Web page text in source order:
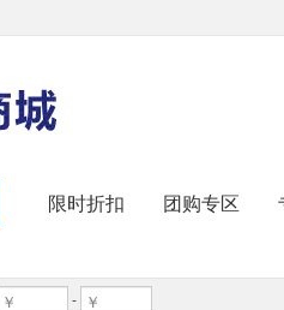
限时折扣 团购专区
-